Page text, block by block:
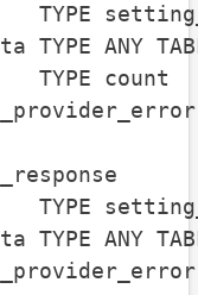
TYPE
TYPE ANY
count
TYPE
TYPE ANY